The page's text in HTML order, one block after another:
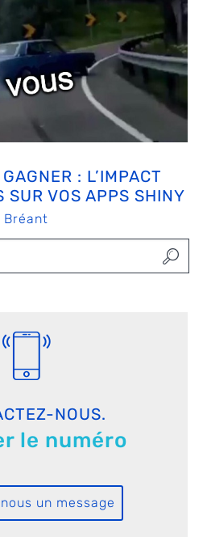
: L’IMPACT
SUR VOS APPS SHINY
NOUS.
le numéro
un message